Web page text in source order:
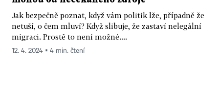
Jak bezpečně poznat, když vám politik lže, případně že
netuší, o čem mluví? Když slibuje, že zastaví nelegální
migraci. Prostě to není možné....
12. 4. 2024 ▪ 4 min. čtení